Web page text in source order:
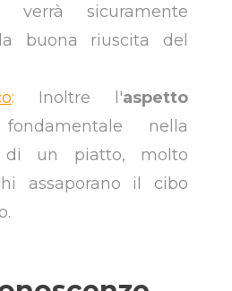
verrà sicuramente
buona riuscita del
: Inoltre l'aspetto
nella
di un piatto, molto
assaporano il cibo